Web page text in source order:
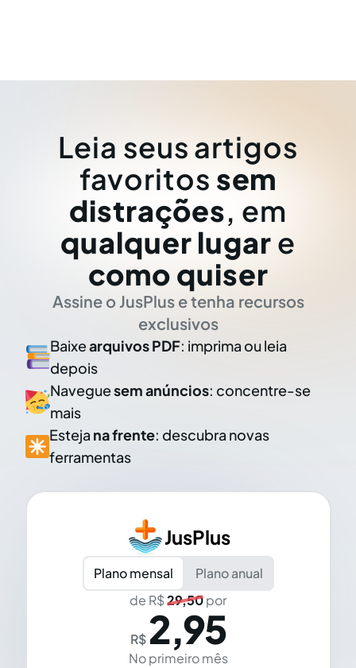
Leia seus artigos
favoritos sem
distrações, em
qualquer lugar e
como quiser
Assine o JusPlus e tenha recursos
exclusivos
Baixearquivos PDF: imprima ou leia
depois
Naveguesem anúncios: concentre-se
mais
Esteja na frente: descubra novas
ferramentas
JusPlus
Plano mensal
Plano anual
de R$29,50por
R$ 2,95
No primeiro mês